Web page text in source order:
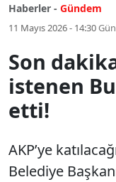
Haberler - Gündem
11 Mayıs 2026 - 14:30
Son
istenen
etti!
AKP’ye
Belediye